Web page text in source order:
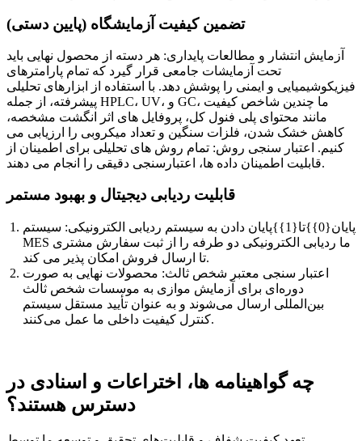
تضمین کیفیت آزمایشگاه (پایین دستی)
آزمایش انتشار و مطالعات پایداری: هر دسته از محصول نهایی باید
تحت آزمایشات جامعی قرار گیرد که تمام پارامترهای
فیزیکوشیمیایی و ایمنی را پوشش دهد. با استفاده از ابزارهای تحلیلی
پیشرفته، از جمله HPLC، UV، و GC، ما چندین شاخص کیفیت
مانند محتوای پلی فنول کل، پروفایل های اثر انگشت مشخصه،
کاهش خشک شدن، فلزات سنگین و تعداد میکروبی را ارزیابی می
کنیم. اعتبار سنجی روش: تمام روش های تحلیلی برای اطمینان از
قابلیت اطمینان داده ها، اعتبارسنجی دقیقی را انجام می دهند.
قابلیت ردیابی دیجیتال و بهبود مستمر
پایان{0}}تا{1}}پایان دادن به سیستم ردیابی الکترونیکی: سیستم
MES ما ردیابی الکترونیکی دو طرفه را از ثبت سفارش مشتری
تا ارسال فروش امکان پذیر می کند.
اعتبار سنجی معتبر شخص ثالث: محصولات نهایی به صورت
دوره‌ای برای آزمایش موازی به موسسات شخص ثالث
بین‌المللی ارسال می‌شوند و به عنوان تأیید مستقل سیستم
کنترل کیفیت داخلی ما عمل می‌کنند.
چه گواهینامه ها، اختراعات و اسنادی در
دسترس هستند؟